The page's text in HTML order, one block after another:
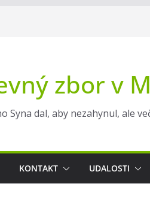
zbor v
dal, aby nezahynul, ale
KONTAKT UDALOSTI